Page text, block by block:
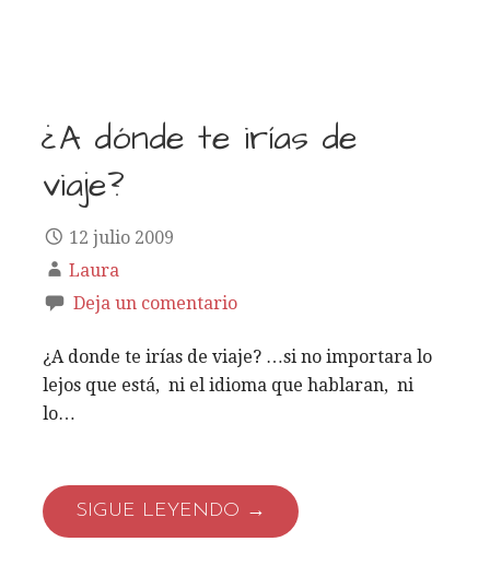
¿A dónde te irías de
viaje?
12 julio 2009
Laura
Deja un comentario
¿A donde te irías de viaje? …si no importara lo
lejos que está, ni el idioma que hablaran, ni
lo…
SIGUE LEYENDO →